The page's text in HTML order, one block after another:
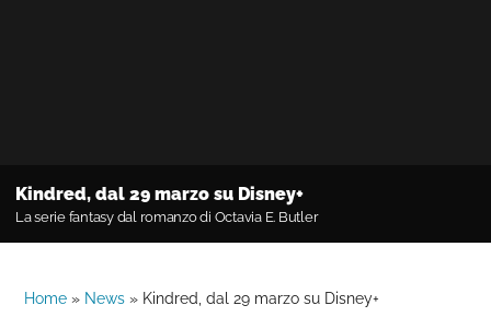
Kindred, dal 29 marzo su Disney+
La serie fantasy dal romanzo di Octavia E. Butler
Home » News » Kindred, dal 29 marzo su Disney+